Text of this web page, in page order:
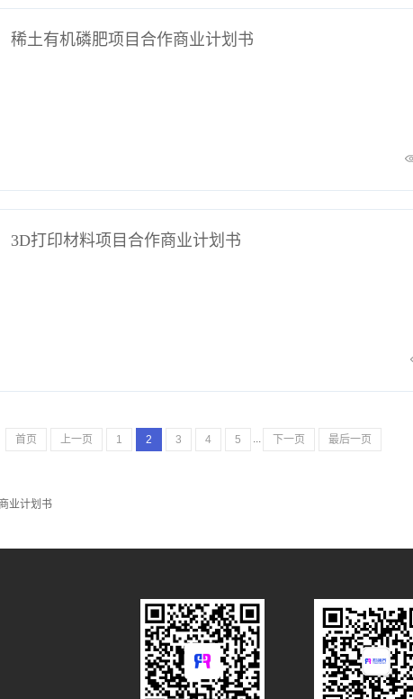
稀土有机磷肥项目合作商业计划书
3D打印材料项目合作商业计划书
首页 上一页 1 2 3 4 5 ... 下一页 最后一页
业计划书